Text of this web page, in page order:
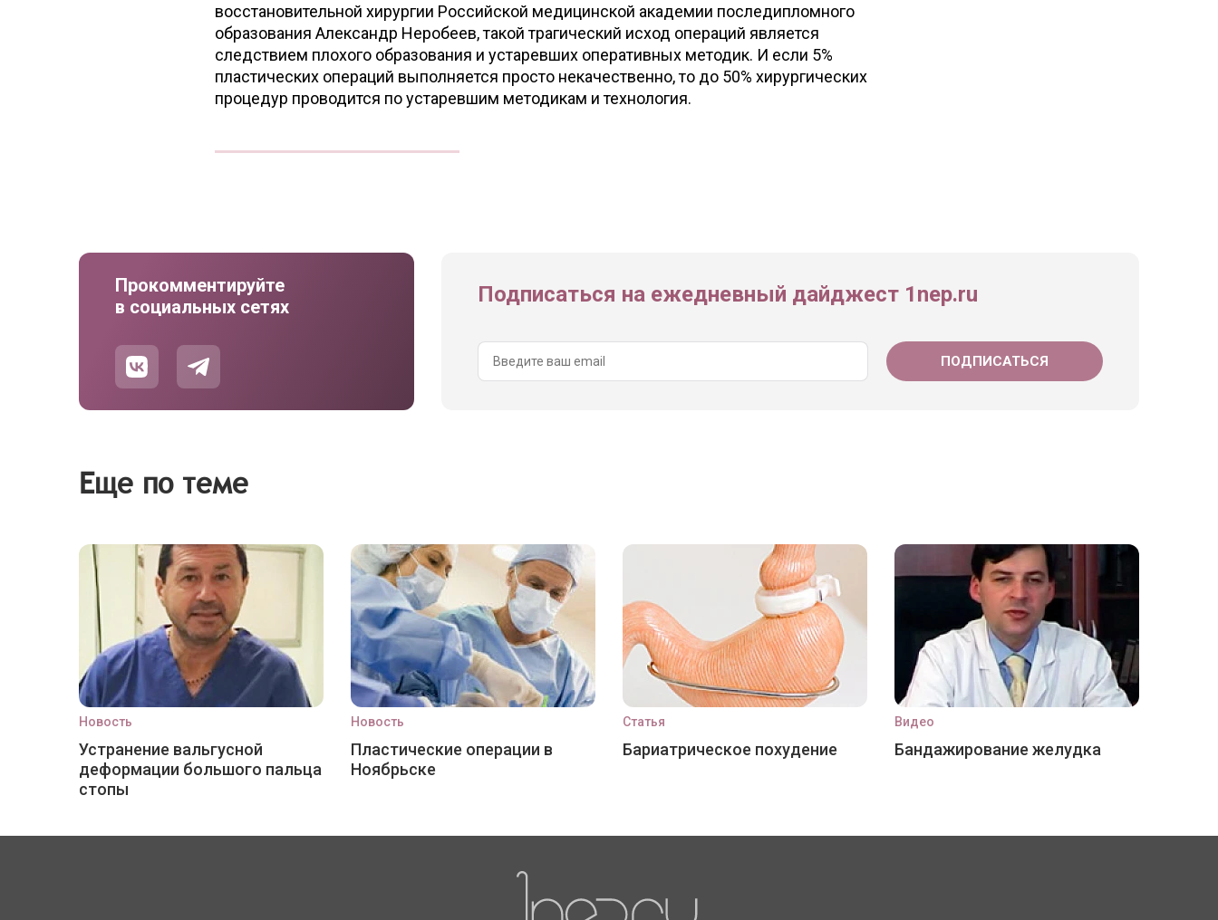
восстановительной хирургии Российской медицинской академии последипломного
образования Александр Неробеев, такой трагический исход операций является
следствием плохого образования и устаревших оперативных методик. И если 5%
пластических операций выполняется просто некачественно, то до 50% хирургических
процедур проводится по устаревшим методикам и технология.
Прокомментируйте
в социальных сетях
Подписаться на ежедневный дайджест 1nep.ru
Еще по теме
Новость
Устранение вальгусной
деформации большого пальца
стопы
Новость
Пластические операции в
Ноябрьске
Статья
Бариатрическое похудение
Видео
Бандажирование желудка